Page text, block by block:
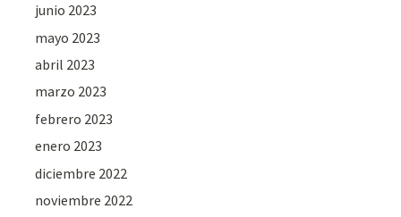
junio 2023
mayo 2023
abril 2023
marzo 2023
febrero 2023
enero 2023
diciembre 2022
noviembre 2022